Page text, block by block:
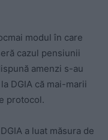
modul în care
cazul pensiunii
amenzi s-au
DGIA că mai-marii
protocol.
a luat măsura de